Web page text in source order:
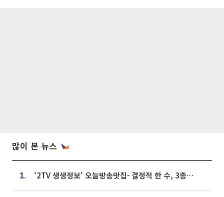
많이 본 뉴스
1. '2TV 생생정보' 오늘방송맛집- 결정적 한 수, 3종 메밀면! 메밀 소바 맛집 '의○○○○'